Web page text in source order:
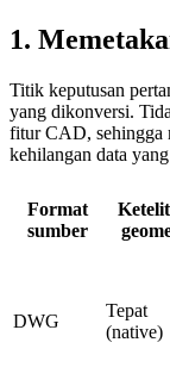
1.
Titik keputusan
yang dikonversi.
fitur CAD, sehingga
kehilangan data
Format
sumber
DWG
Tepat
(native)